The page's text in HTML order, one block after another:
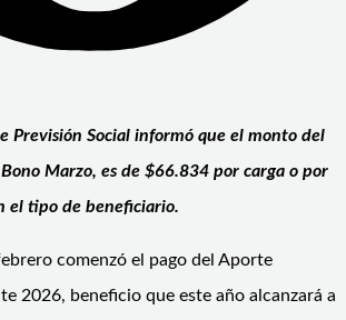
Previsión Social informó que el monto del
Marzo, es de $66.834 por carga o por
el tipo de beneficiario.
comenzó el pago del Aporte
2026, beneficio que este año alcanzará a